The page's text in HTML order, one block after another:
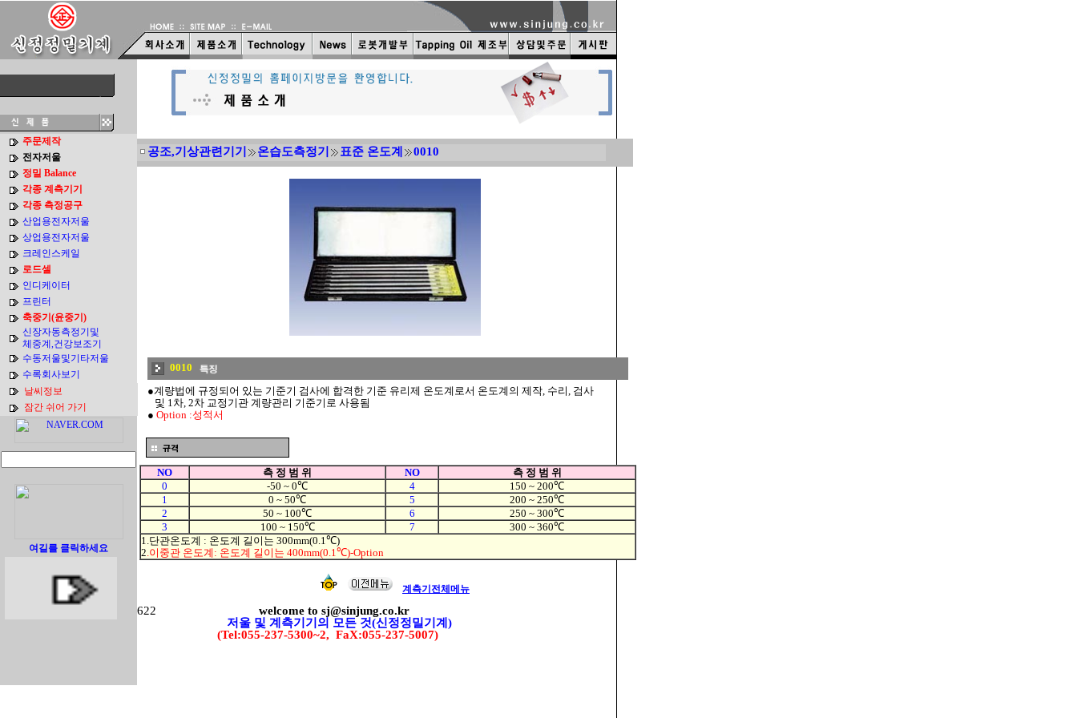
주문제작
전자저울
정밀 Balance
각종 계측기기
각종 측정공구
산업용전자저울
상업용전자저울
크레인스케일
로드셀
인디케이터
프린터
축중기(윤중기)
신장자동측정기및
체중계,건강보조기
수동저울및기타저울
수록회사보기
날씨정보
잠간 쉬어 가기
여길를 클릭하세요
공조,기상관련기기 온습도측정기 표준 온도계 0010
0010
●계량법에 규정되어 있는 기준기 검사에 합격한 기준 유리제 온도계로서 온도계의 제작, 수리, 검사
및 1차, 2차 교정기관 계량관리 기준기로 사용됨
● Option :성적서
NO 측 정 범 위 NO
측 정 범 위
0
-50 ~ 0℃ 4
150 ~ 200℃
1
0 ~ 50℃ 5
200 ~ 250℃
2
50 ~ 100℃ 6
250 ~ 300℃
3
100 ~ 150℃ 7
300 ~ 360℃
1.단관온도계 : 온도계 길이는 300mm(0.1℃)
2.이중관 온도계: 온도계 길이는 400mm(0.1℃)-Option
계측기전체메뉴
622 welcome to sj@sinjung.co.kr
저울 및 계측기기의 모든 것(신정정밀기계)
(Tel:055-237-5300~2, FaX:055-237-5007)